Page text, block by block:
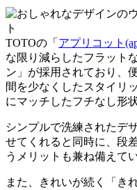
TOTOの「 アプリコット
な限り減らしたフラット
ン」が採用されており、
間を少なくしたスタイリ
にマッチしたフチなし形
シンプルで洗練されたデ
せてくれると同時に、 段
うメリットも兼ね備えて
また、きれいが続く「き